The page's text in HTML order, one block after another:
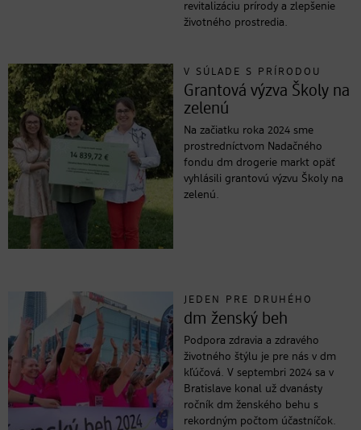
revitalizáciu prírody a zlepšenie
životného prostredia.
V SÚLADE S PRÍRODOU
Grantová výzva Školy na
zelenú
Na začiatku roka 2024 sme
prostredníctvom Nadačného
fondu dm drogerie markt opäť
vyhlásili grantovú výzvu Školy na
zelenú.
JEDEN PRE DRUHÉHO
dm ženský beh
Podpora zdravia a zdravého
životného štýlu je pre nás v dm
kľúčová. V septembri 2024 sa v
Bratislave konal už dvanásty
ročník dm ženského behu s
rekordným počtom účastníčok.